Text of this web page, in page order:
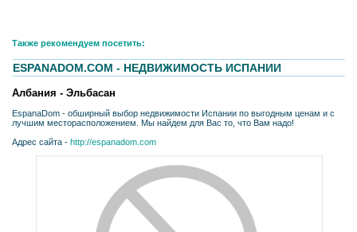
Также рекомендуем посетить:
ESPANADOM.COM - НЕДВИЖИМОСТЬ ИСПАНИИ
Албания - Эльбасан
EspanaDom - обширный выбор недвижимости Испании по выгодным ценам и с
лучшим месторасположением. Мы найдем для Вас то, что Вам надо!
Адрес сайта - http://espanadom.com